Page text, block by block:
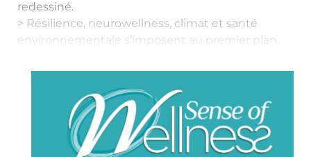
redessiné.
> Résilience, neurowellness, climat et santé
environnementale s’imposent au premier plan.